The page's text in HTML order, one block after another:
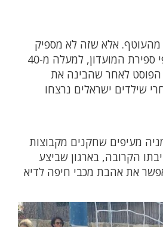
אלא שזה לא מספיק
אחרי הפוסט (גם אם לא באשמתו הישירה), כי הפוסט פגע בהרבה מאוד אוהדים שלפי ספירת המועדון, למעלה מ-40
לאחר שהבינה את
שילדים ישראלים נרצחו
מעיפים שחקנים מקבוצות
הקרובה, בארגון שביצע
את אהבת מכבי חיפה לדיא